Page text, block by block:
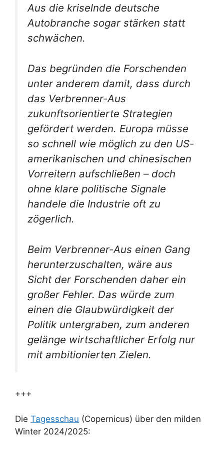
Aus die kriselnde deutsche
Autobranche sogar stärken statt
schwächen.
Das begründen die Forschenden
unter anderem damit, dass durch
das Verbrenner-Aus
zukunftsorientierte Strategien
gefördert werden. Europa müsse
so schnell wie möglich zu den US-
amerikanischen und chinesischen
Vorreitern aufschließen – doch
ohne klare politische Signale
handele die Industrie oft zu
zögerlich.
Beim Verbrenner-Aus einen Gang
herunterzuschalten, wäre aus
Sicht der Forschenden daher ein
großer Fehler. Das würde zum
einen die Glaubwürdigkeit der
Politik untergraben, zum anderen
gelänge wirtschaftlicher Erfolg nur
mit ambitionierten Zielen.
+++
Die Tagesschau (Copernicus) über den milden
Winter 2024/2025: